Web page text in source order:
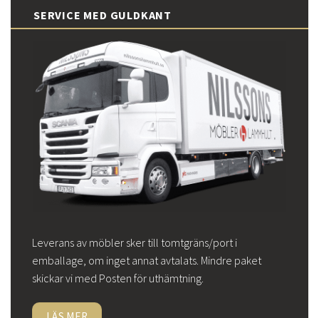
SERVICE MED GULDKANT
Leverans av möbler sker till tomtgräns/port i
emballage, om inget annat avtalats. Mindre paket
skickar vi med Posten för uthämtning.